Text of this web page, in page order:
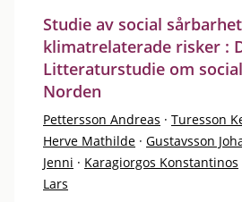
Studie av social
klimatrelaterade risker :
Litteraturstudie om
Norden
Pettersson Andreas · Turesson
Herve Mathilde · Gustavsson
Jenni · Karagiorgos Konstantinos
Lars